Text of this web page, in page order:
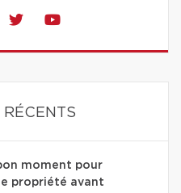
moment pour
propriété avant